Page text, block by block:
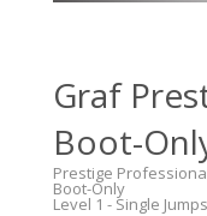
Graf
Boot-
Prestige
Boot-Only
Level 1 - Single Jumps